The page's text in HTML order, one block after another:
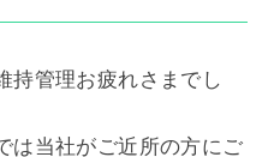
持管理お疲れさまでし
は当社がご近所の方にご